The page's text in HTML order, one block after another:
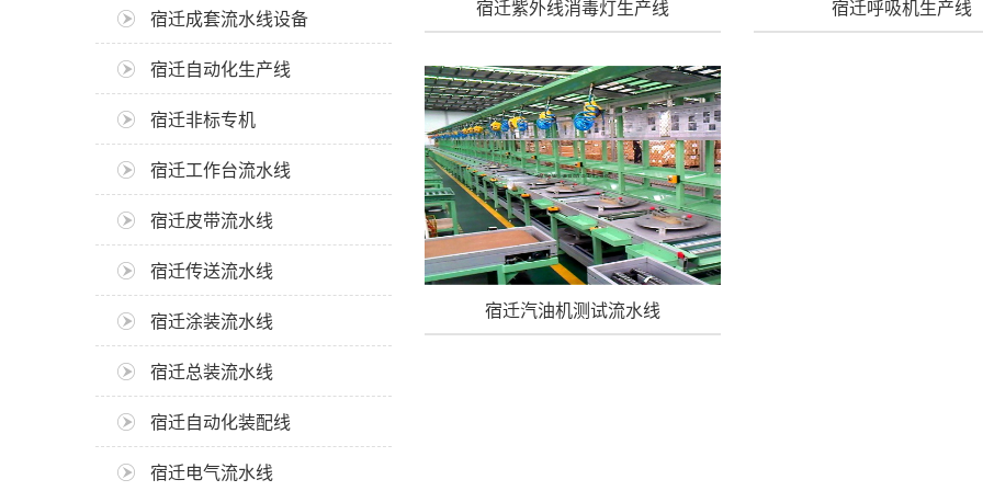
宿迁成套流水线设备
宿迁自动化生产线
宿迁非标专机
宿迁工作台流水线
宿迁皮带流水线
宿迁传送流水线
宿迁涂装流水线
宿迁总装流水线
宿迁自动化装配线
宿迁电气流水线
宿迁紫外线消毒灯生产线 宿迁呼吸机生产线
宿迁汽油机测试流水线